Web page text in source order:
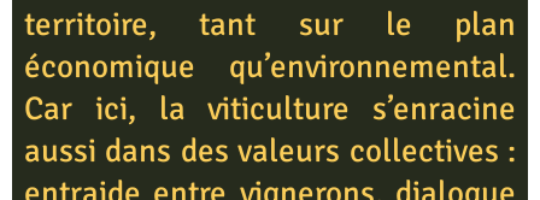
territoire, tant sur le plan
économique qu’environnemental.
Car ici, la viticulture s’enracine
aussi dans des valeurs collectives :